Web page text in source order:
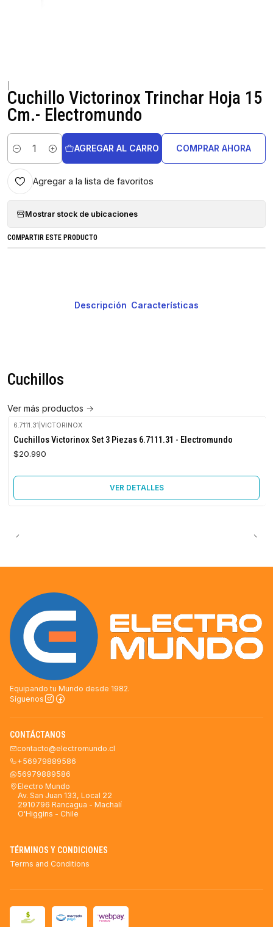
Cuchillo Victorinox Trinchar Hoja 15
Cm.- Electromundo
Cantidad
AGREGAR AL CARRO COMPRAR AHORA
Agregar a la lista de favoritos
Mostrar stock de ubicaciones
COMPARTIR ESTE PRODUCTO
Descripción Características
Cuchillos
Ver más productos
No disponible
6.7111.31 VICTORINOX
Cuchillos Victorinox Set 3 Piezas 6.7111.31 - Electromundo
$20.990
VER DETALLES
Equipando tu Mundo desde 1982.
Síguenos
CONTÁCTANOS
contacto@electromundo.cl
+56979889586
56979889586
Electro Mundo
Av. San Juan 133, Local 22
2910796 Rancagua - Machalí
O'Higgins - Chile
TÉRMINOS Y CONDICIONES
Terms and Conditions